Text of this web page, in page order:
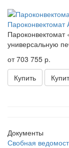
универсальную
от 703 755 р.
Купить
Документы
Свобная